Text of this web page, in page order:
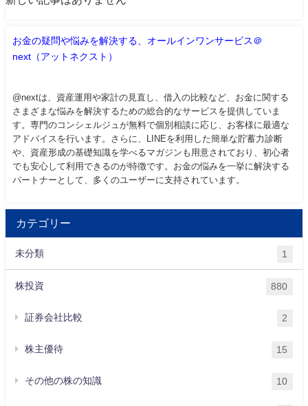
お金の疑問や悩みを解決する、オールインワンサービス＠
next（アットネクスト）
@nextは、資産運用や家計の見直し、借入の比較など、お金に関する
さまざまな悩みを解決するための総合的なサービスを提供していま
す。専門のコンシェルジュが無料で個別相談に応じ、お客様に最適な
アドバイスを行います。さらに、LINEを利用した簡単な貯蓄力診断
や、資産形成の基礎知識を学べるマガジンも用意されており、初心者
でも安心して利用できるのが特徴です。お金の悩みを一挙に解決する
パートナーとして、多くのユーザーに支持されています。
カテゴリー
未分類 1
株投資 880
証券会社比較 2
株主優待 15
その他の株の知識 10